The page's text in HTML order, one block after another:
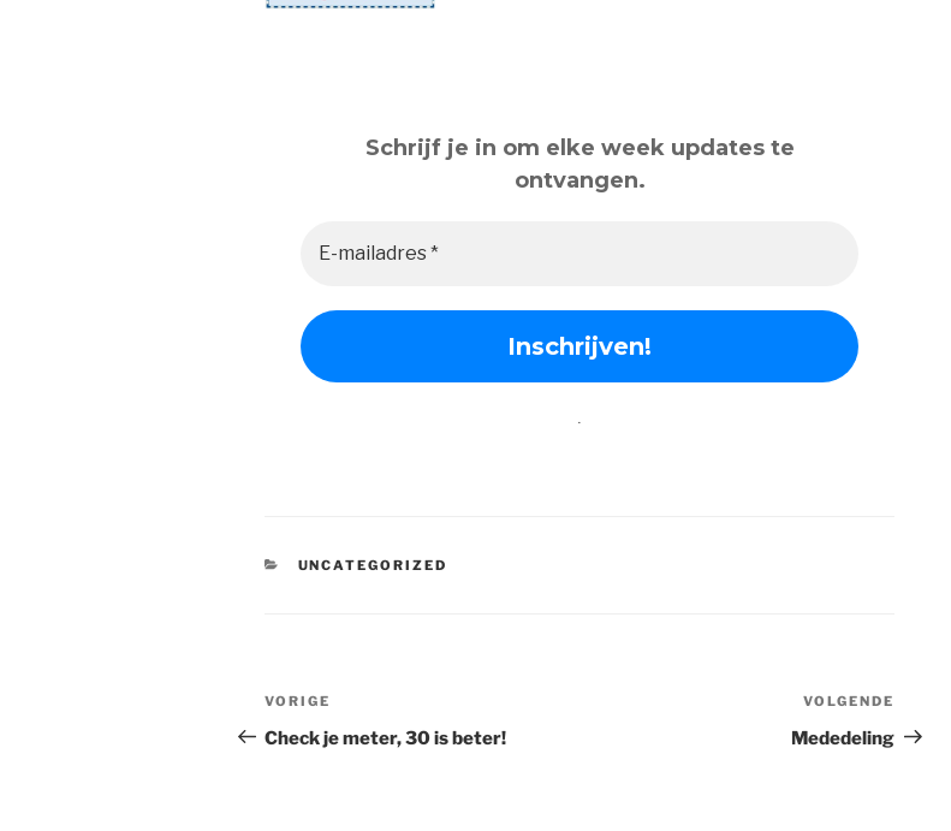
Schrijf je in om elke week updates te
ontvangen.
CATEGORIEËN
UNCATEGORIZED
Bericht
navigatie
Vorig
bericht
VORIGE
Check je meter, 30 is beter!
bericht
VOLGENDE
Mededeling